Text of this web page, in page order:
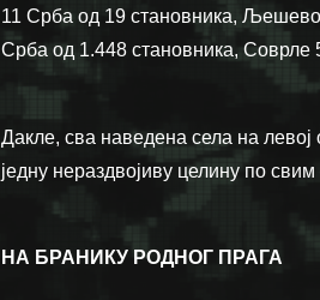
11 Срба од 19 становника,
Срба од 1.448 становника,
Дакле, сва наведена села на
једну нераздвојиву целину по
НА БРАНИКУ РОДНОГ ПРАГА